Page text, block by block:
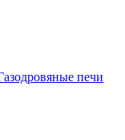
печи